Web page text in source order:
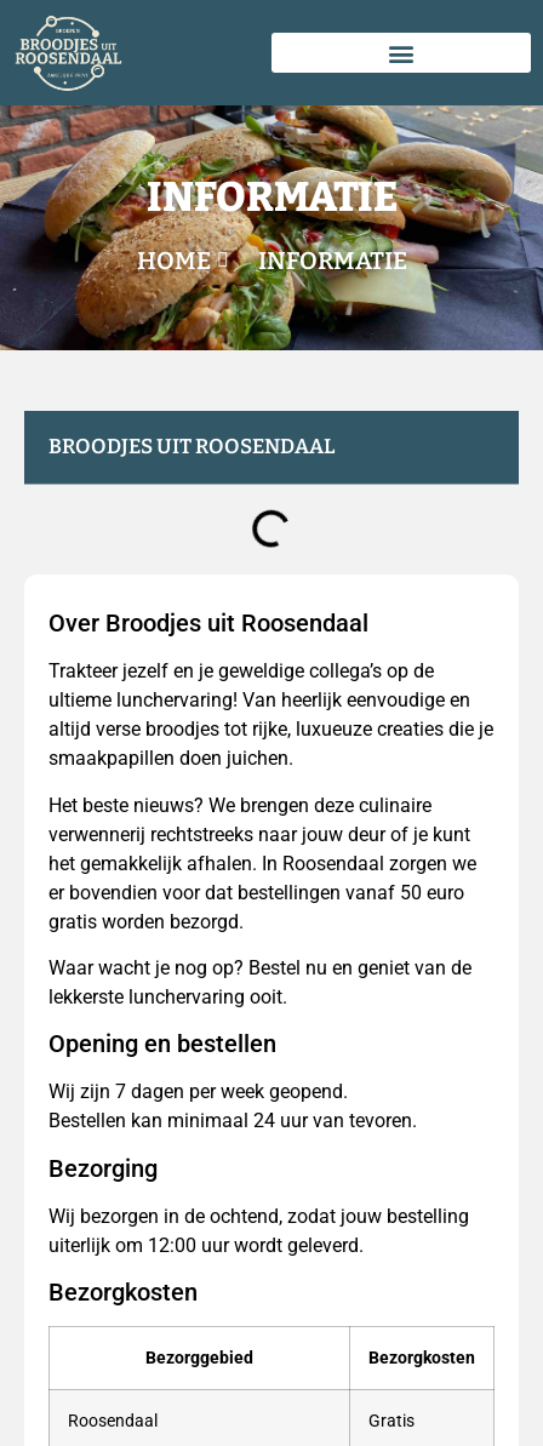
INFORMATIE
HOME INFORMATIE
BROODJES UIT ROOSENDAAL
Over Broodjes uit Roosendaal
Trakteer jezelf en je geweldige collega’s op de
ultieme lunchervaring! Van heerlijk eenvoudige en
altijd verse broodjes tot rijke, luxueuze creaties die je
smaakpapillen doen juichen.
Het beste nieuws? We brengen deze culinaire
verwennerij rechtstreeks naar jouw deur of je kunt
het gemakkelijk afhalen. In Roosendaal zorgen we
er bovendien voor dat bestellingen vanaf 50 euro
gratis worden bezorgd.
Waar wacht je nog op? Bestel nu en geniet van de
lekkerste lunchervaring ooit.
Opening en bestellen
Wij zijn 7 dagen per week geopend.
Bestellen kan minimaal 24 uur van tevoren.
Bezorging
Wij bezorgen in de ochtend, zodat jouw bestelling
uiterlijk om 12:00 uur wordt geleverd.
Bezorgkosten
Bezorggebied Bezorgkosten
Roosendaal Gratis